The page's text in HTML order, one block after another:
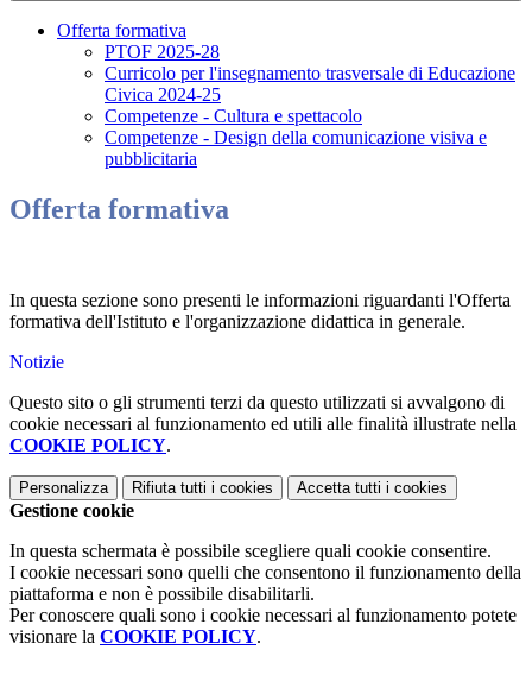
Offerta formativa
PTOF 2025-28
Curricolo per l'insegnamento trasversale di Educazione
Civica 2024-25
Competenze - Cultura e spettacolo
Competenze - Design della comunicazione visiva e
pubblicitaria
Offerta formativa
In questa sezione sono presenti le informazioni riguardanti l'Offerta
formativa dell'Istituto e l'organizzazione didattica in generale.
Notizie
Questo sito o gli strumenti terzi da questo utilizzati si avvalgono di
cookie necessari al funzionamento ed utili alle finalità illustrate nella
COOKIE POLICY.
Personalizza Rifiuta tutti i cookies Accetta tutti i cookies
Gestione cookie
In questa schermata è possibile scegliere quali cookie consentire.
I cookie necessari sono quelli che consentono il funzionamento della
piattaforma e non è possibile disabilitarli.
Per conoscere quali sono i cookie necessari al funzionamento potete
visionare la COOKIE POLICY.